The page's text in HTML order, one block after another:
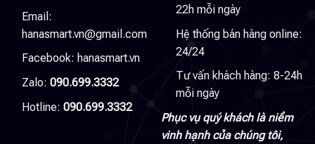
Email:
hanasmart.vn@gmail.com
Facebook: hanasmart.vn
Zalo: 090.699.3332
Hotline: 090.699.3332
22h mỗi ngày
Hệ thống bán hàng online:
24/24
Tư vấn khách hàng: 8-24h
mỗi ngày
Phục vụ quý khách là niềm
vinh hạnh của chúng tôi,